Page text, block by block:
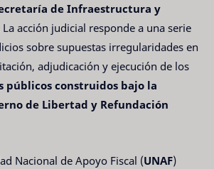
de Infraestructura y
La acción judicial responde a una serie
sobre supuestas irregularidades en
adjudicación y ejecución de los
públicos construidos bajo la
de Libertad y Refundación
Nacional de Apoyo Fiscal (UNAF)